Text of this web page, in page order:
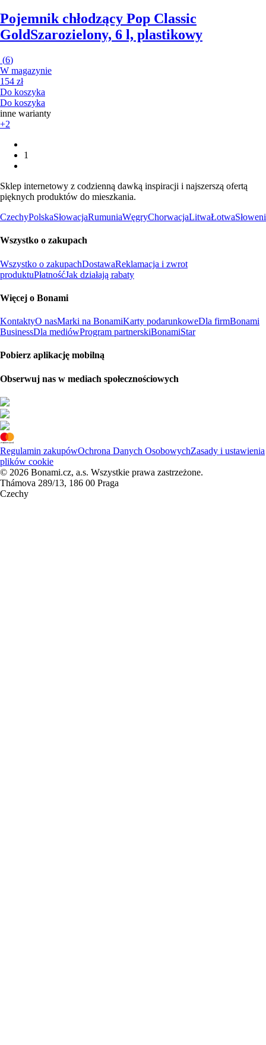
Pojemnik chłodzący Pop Classic
GoldSzarozielony, 6 l, plastikowy
(6)
W magazynie
154 zł
Do koszyka
Do koszyka
inne warianty
+2
1
Sklep internetowy z codzienną dawką inspiracji i najszerszą ofertą
pięknych produktów do mieszkania.
CzechyPolskaSłowacjaRumuniaWęgryChorwacjaLitwaŁotwa
Wszystko o zakupach
Wszystko o zakupachDostawaReklamacja i zwrot
produktuPłatnośćJak działają rabaty
Więcej o Bonami
KontaktyO nasMarki na BonamiKarty podarunkoweDla firmBonami
BusinessDla mediówProgram partnerskiBonamiStar
Pobierz aplikację mobilną
Obserwuj nas w mediach społecznościowych
Regulamin zakupówOchrona Danych OsobowychZasady i ustawienia
plików cookie
© 2026 Bonami.cz, a.s. Wszystkie prawa zastrzeżone.
Thámova 289/13, 186 00 Praga
Czechy